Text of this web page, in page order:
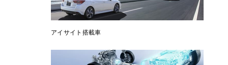
アイサイト搭載車